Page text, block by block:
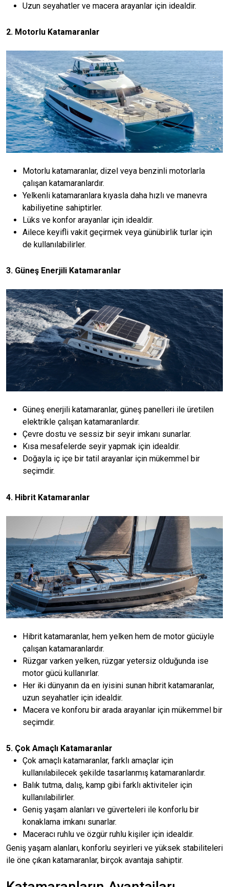
Uzun seyahatler ve macera arayanlar için idealdir.
2. Motorlu Katamaranlar
Motorlu katamaranlar, dizel veya benzinli motorlarla
çalışan katamaranlardır.
Yelkenli katamaranlara kıyasla daha hızlı ve manevra
kabiliyetine sahiptirler.
Lüks ve konfor arayanlar için idealdir.
Ailece keyifli vakit geçirmek veya günübirlik turlar için
de kullanılabilirler.
3. Güneş Enerjili Katamaranlar
Güneş enerjili katamaranlar, güneş panelleri ile üretilen
elektrikle çalışan katamaranlardır.
Çevre dostu ve sessiz bir seyir imkanı sunarlar.
Kısa mesafelerde seyir yapmak için idealdir.
Doğayla iç içe bir tatil arayanlar için mükemmel bir
seçimdir.
4. Hibrit Katamaranlar
Hibrit katamaranlar, hem yelken hem de motor gücüyle
çalışan katamaranlardır.
Rüzgar varken yelken, rüzgar yetersiz olduğunda ise
motor gücü kullanırlar.
Her iki dünyanın da en iyisini sunan hibrit katamaranlar,
uzun seyahatler için idealdir.
Macera ve konforu bir arada arayanlar için mükemmel bir
seçimdir.
5. Çok Amaçlı Katamaranlar
Çok amaçlı katamaranlar, farklı amaçlar için
kullanılabilecek şekilde tasarlanmış katamaranlardır.
Balık tutma, dalış, kamp gibi farklı aktiviteler için
kullanılabilirler.
Geniş yaşam alanları ve güverteleri ile konforlu bir
konaklama imkanı sunarlar.
Maceracı ruhlu ve özgür ruhlu kişiler için idealdir.
Geniş yaşam alanları, konforlu seyirleri ve yüksek stabiliteleri
ile öne çıkan katamaranlar, birçok avantaja sahiptir.